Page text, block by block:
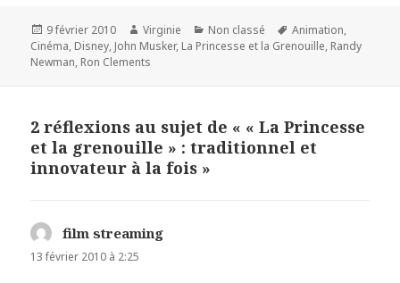
Publié
le
9 février 2010 Auteur
Virginie Catégories
Non classé
Mots-
clés
Animation,
Cinéma, Disney, John Musker, La Princesse et la Grenouille, Randy
Newman, Ron Clements
2 réflexions au sujet de « « La Princesse
et la grenouille » : traditionnel et
innovateur à la fois »
film streaming
13 février 2010 à 2:25